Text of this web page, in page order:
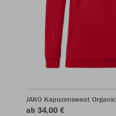
JAKO Kapuzensweat Organic
ab 34,00 €